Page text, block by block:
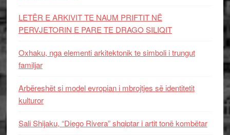
LETËR E ARKIVIT TE NAUM PRIFTIT NË
PERVJETORIN E PARE TE DRAGO SILIQIT
Oxhaku, nga elementi arkitektonik te simboli i trungut
familjar
Arbëreshët si model evropian i mbrojtjes së identitetit
kulturor
Sali Shijaku, “Diego Rivera” shqiptar i artit tonë kombëtar